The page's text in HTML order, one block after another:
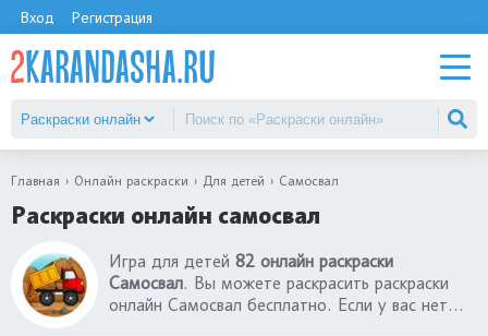
Вход Регистрация
Главная Онлайн раскраски Для детей Самосвал
Раскраски онлайн самосвал
Игра для детей 82 онлайн раскраски
Самосвал. Вы можете раскрасить раскраски
онлайн Самосвал бесплатно. Если у вас нет